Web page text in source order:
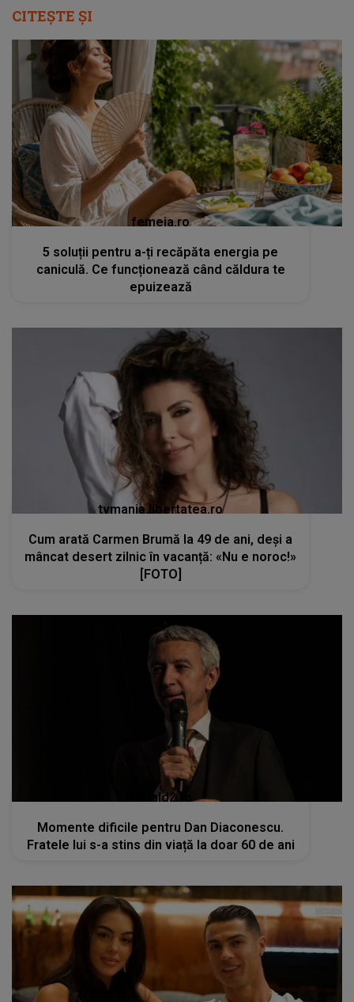
CITEȘTE ȘI
femeia.ro
5 soluții pentru a-ți recăpăta energia pe
caniculă. Ce funcționează când căldura te
epuizează
tvmania.libertatea.ro
Cum arată Carmen Brumă la 49 de ani, deși a
mâncat desert zilnic în vacanță: «Nu e noroc!»
[FOTO]
kanald2.ro
Momente dificile pentru Dan Diaconescu.
Fratele lui s-a stins din viață la doar 60 de ani